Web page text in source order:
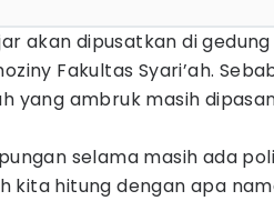
akan dipusatkan di gedung
Fakultas Syari’ah.
yang ambruk masih
selama masih ada
kita hitung dengan apa